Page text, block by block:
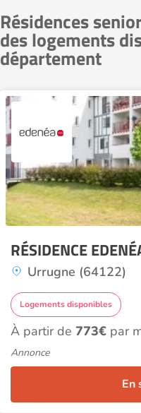
Résidences
des logements
département
RÉSIDENCE
Urrugne (64122)
Logements disponibles
À partir de 773€ par
Annonce
En